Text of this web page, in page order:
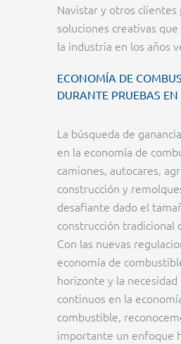
Navistar y otros clientes
soluciones creativas
la industria en los años
ECONOMÍA DE
DURANTE PRUEBAS
La búsqueda de
en la economía de
camiones, autocares,
construcción y
desafiante dado el
construcción tradicional
Con las nuevas
economía de
horizonte y la necesidad
continuos en la
combustible,
importante un enfoque